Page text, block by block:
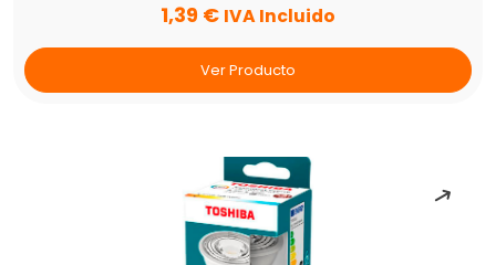
1,39 € IVA Incluido
Ver Producto